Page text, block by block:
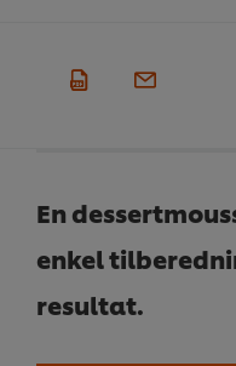
En
enkel
resultat.